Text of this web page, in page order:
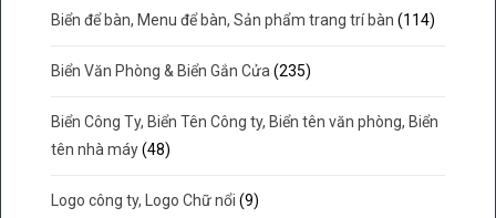
Biển để bàn, Menu để bàn, Sản phẩm trang trí bàn (114)
Biển Văn Phòng & Biển Gắn Cửa (235)
Biển Công Ty, Biển Tên Công ty, Biển tên văn phòng, Biển
tên nhà máy (48)
Logo công ty, Logo Chữ nổi (9)